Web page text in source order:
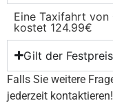
Eine Taxifahrt von
kostet 124.99€
Gilt der
Falls Sie weitere
jederzeit kontaktieren!